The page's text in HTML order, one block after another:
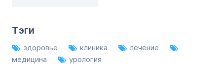
Тэги
здоровье клиника
лечение
медицина
урология